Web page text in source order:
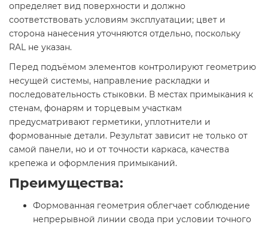
определяет вид поверхности и должно
соответствовать условиям эксплуатации; цвет и
сторона нанесения уточняются отдельно, поскольку
RAL не указан.
Перед подъёмом элементов контролируют геометрию
несущей системы, направление раскладки и
последовательность стыковки. В местах примыкания к
стенам, фонарям и торцевым участкам
предусматривают герметики, уплотнители и
формованные детали. Результат зависит не только от
самой панели, но и от точности каркаса, качества
крепежа и оформления примыканий.
Преимущества:
Формованная геометрия облегчает соблюдение
непрерывной линии свода при условии точного